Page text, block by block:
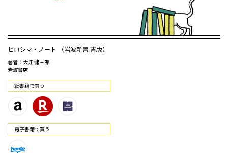
ヒロシマ・ノート （岩波新書 青版）
著者：大江 健三郎
岩波書店
紙書籍で買う
電⼦書籍で買う